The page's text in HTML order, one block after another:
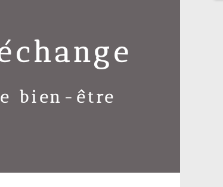
bien-être